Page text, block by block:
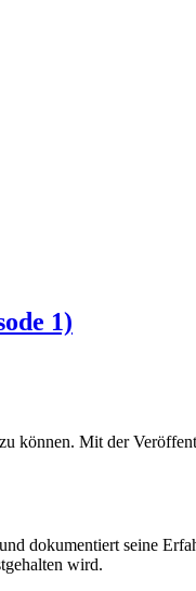
1)
können. Mit der
dokumentiert seine
wird.